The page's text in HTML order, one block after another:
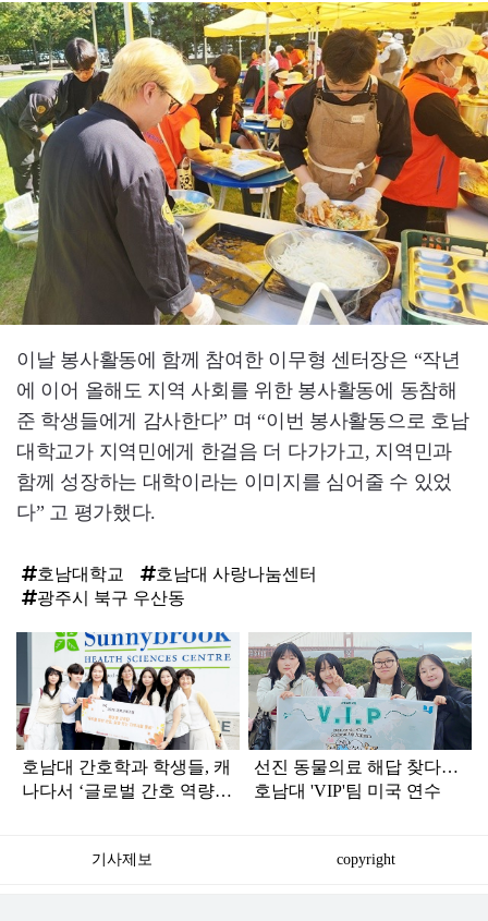
이날 봉사활동에 함께 참여한 이무형 센터장은 “작년
에 이어 올해도 지역 사회를 위한 봉사활동에 동참해
준 학생들에게 감사한다” 며 “이번 봉사활동으로 호남
대학교가 지역민에게 한걸음 더 다가가고, 지역민과
함께 성장하는 대학이라는 이미지를 심어줄 수 있었
다” 고 평가했다.
호남대학교
호남대 사랑나눔센터
광주시 북구 우산동
호남대 간호학과 학생들, 캐
나다서 ‘글로벌 간호 역량’
선진 동물의료 해답 찾다…
호남대 'VIP'팀 미국 연수
기사제보 copyright